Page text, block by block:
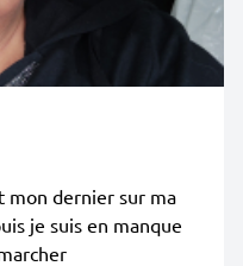
mon dernier sur ma
je suis en manque